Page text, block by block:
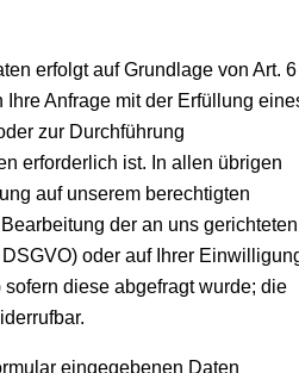
erfolgt auf Grundlage von Art. 6
Ihre Anfrage mit der Erfüllung
zur Durchführung
erforderlich ist. In allen übrigen
auf unserem berechtigten
der an uns gerichteten
oder auf Ihrer
sofern diese abgefragt wurde; die
eingegebenen Daten